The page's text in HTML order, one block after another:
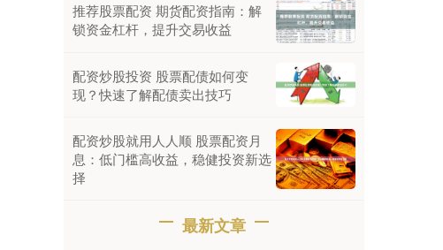
推荐股票配资 期货配资指南：解
锁资金杠杆，提升交易收益
配资炒股投资 股票配债如何变
现？快速了解配债卖出技巧
配资炒股就用人人顺 股票配资月
息：低门槛高收益，稳健投资新选
择
最新文章